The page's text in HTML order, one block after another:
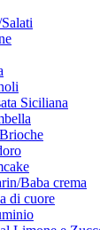
Siciliana
Baba crema
di cuore